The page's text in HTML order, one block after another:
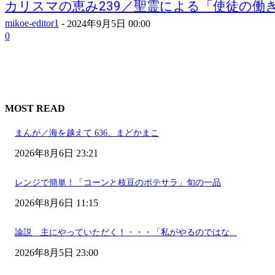
カリスマの恵み239／聖霊による「使徒の働
mikoe-editor1 - 2024年9月5日 00:00
0
MOST READ
まんが／海を越えて 636、まどかまこ
2026年8月6日 23:21
レンジで簡単！「コーンと枝豆のポテサラ」旬の一品
2026年8月6日 11:15
論説 主にやっていただく！・・・「私がやるのではな...
2026年8月5日 23:00